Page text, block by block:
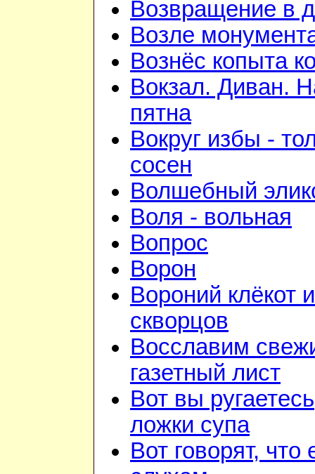
Возвращение в
Возле
Вознёс копыта
Вокзал. Диван.
пятна
Вокруг избы -
сосен
Волшебный
Воля - вольная
Вопрос
Ворон
Вороний клёкот
скворцов
Восславим
газетный лист
Вот вы
ложки супа
Вот говорят, что